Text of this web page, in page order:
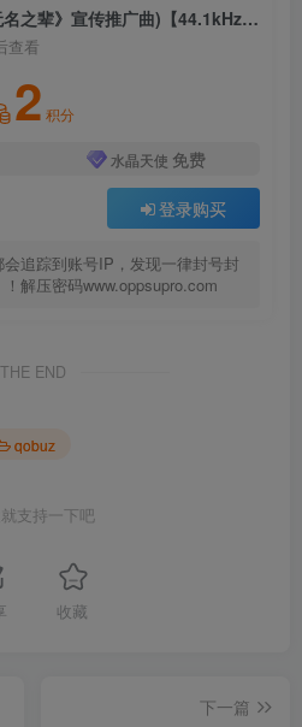
任素汐 – 胡广生 (电影《无名之辈》宣传推广曲)【44.1kHz／16bit】法国区
查看
2 积分
水晶天使 免费
登录购买
追踪到账号IP，发现一律封号封
解压密码www.oppsupro.com
THE END
qobuz
就支持一下吧
收藏
下一篇